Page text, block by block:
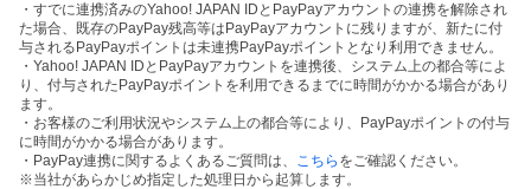
・すでに連携済みのYahoo! JAPAN IDとPayPayアカウントの連携を解除され
た場合、既存のPayPay残高等はPayPayアカウントに残りますが、新たに付
与されるPayPayポイントは未連携PayPayポイントとなり利用できません。
・Yahoo! JAPAN IDとPayPayアカウントを連携後、システム上の都合等によ
り、付与されたPayPayポイントを利用できるまでに時間がかかる場合があり
ます。
・お客様のご利用状況やシステム上の都合等により、PayPayポイントの付与
に時間がかかる場合があります。
・PayPay連携に関するよくあるご質問は、
こちら をご確認ください。
※当社があらかじめ指定した処理日から起算します。